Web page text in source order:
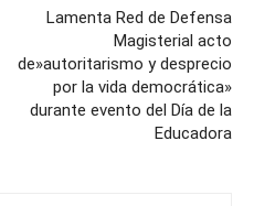
Lamenta Red de Defensa
Magisterial acto
de»autoritarismo y desprecio
por la vida democrática»
durante evento del Día de la
Educadora